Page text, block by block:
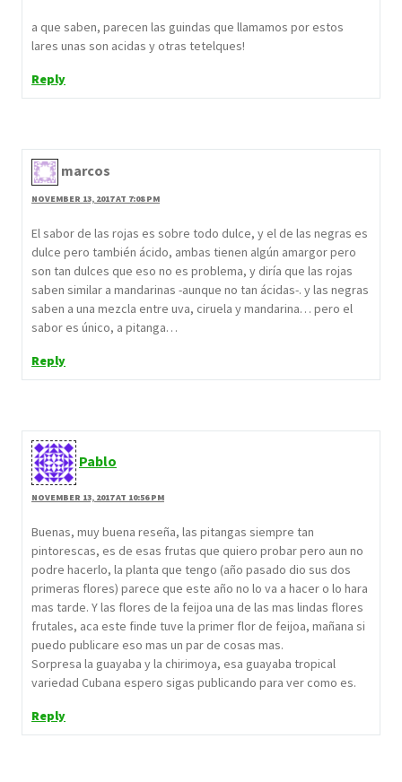
a que saben, parecen las guindas que llamamos por estos
lares unas son acidas y otras tetelques!
Reply
marcos
NOVEMBER 13, 2017 AT 7:08 PM
El sabor de las rojas es sobre todo dulce, y el de las negras es
dulce pero también ácido, ambas tienen algún amargor pero
son tan dulces que eso no es problema, y diría que las rojas
saben similar a mandarinas -aunque no tan ácidas-. y las negras
saben a una mezcla entre uva, ciruela y mandarina… pero el
sabor es único, a pitanga…
Reply
Pablo
NOVEMBER 13, 2017 AT 10:56 PM
Buenas, muy buena reseña, las pitangas siempre tan
pintorescas, es de esas frutas que quiero probar pero aun no
podre hacerlo, la planta que tengo (año pasado dio sus dos
primeras flores) parece que este año no lo va a hacer o lo hara
mas tarde. Y las flores de la feijoa una de las mas lindas flores
frutales, aca este finde tuve la primer flor de feijoa, mañana si
puedo publicare eso mas un par de cosas mas.
Sorpresa la guayaba y la chirimoya, esa guayaba tropical
variedad Cubana espero sigas publicando para ver como es.
Reply